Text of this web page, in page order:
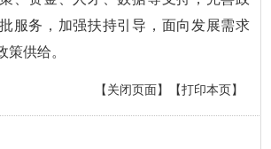
服务，加强扶持引导，面向发展需求
策供给。
【打印本页】
【关闭页面】